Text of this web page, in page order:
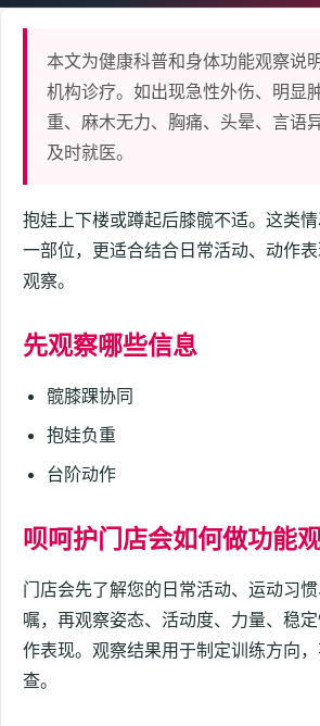
本文为健康科普和身体功能观察说
机构诊疗。如出现急性外伤、明显
重、麻木无力、胸痛、头晕、言语
及时就医。
抱娃上下楼或蹲起后膝髋不适。这类
一部位，更适合结合日常活动、动作
观察。
先观察哪些信息
髋膝踝协同
抱娃负重
台阶动作
呗呵护门店会如何做功能
门店会先了解您的日常活动、运动习
嘱，再观察姿态、活动度、力量、稳
作表现。观察结果用于制定训练方向
查。